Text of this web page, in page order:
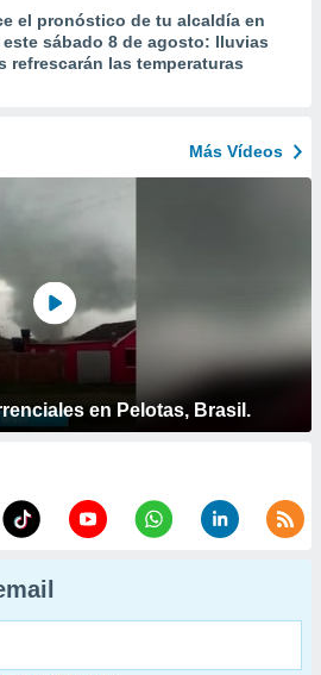
el pronóstico de tu alcaldía en
este sábado 8 de agosto: lluvias
refrescarán las temperaturas
Más Vídeos
en Pelotas, Brasil.